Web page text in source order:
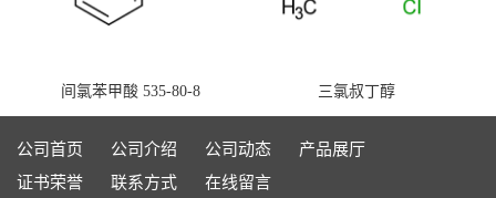
间氯苯甲酸 535-80-8 三氯叔丁醇
公司首页 公司介绍 公司动态
产品展厅
证书荣誉
联系方式 在线留言